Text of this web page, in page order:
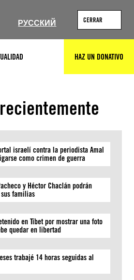
РУССКИЙ CERRAR
HAZ UN DONATIVO
israelí contra la periodista Amal
como crimen de guerra
y Héctor Chaclán podrán
familias
en Tíbet por mostrar una foto
quedar en libertad
trabajé 14 horas seguidas al